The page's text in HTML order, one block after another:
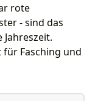
rote
- sind das
Fasching und